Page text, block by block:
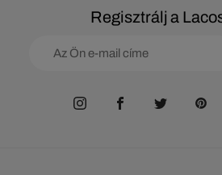
Regisztrálj a